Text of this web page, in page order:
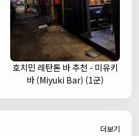
호치민 레탄톤 바 추천 - 미유키
바 (Miyuki Bar) (1군)
더보기